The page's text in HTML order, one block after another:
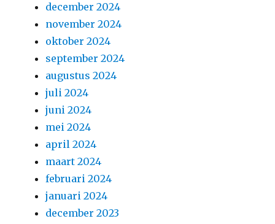
december 2024
november 2024
oktober 2024
september 2024
augustus 2024
juli 2024
juni 2024
mei 2024
april 2024
maart 2024
februari 2024
januari 2024
december 2023